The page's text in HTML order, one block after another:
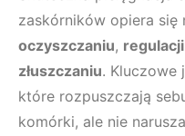
zaskórników opiera się
oczyszczaniu,
złuszczaniu. Kluczowe
które rozpuszczają
komórki, ale nie